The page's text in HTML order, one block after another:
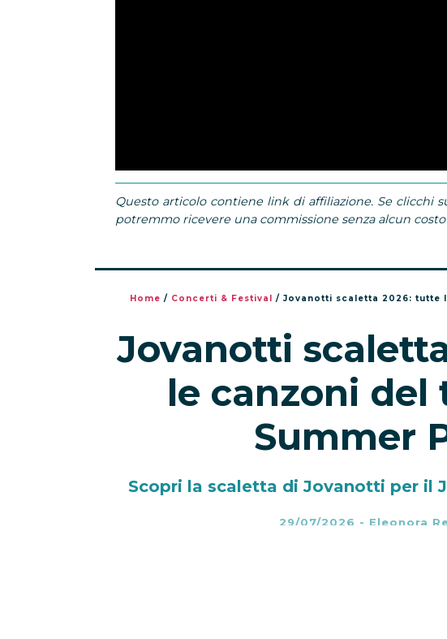
Questo articolo contiene link di affiliazione. Se clicchi
potremmo ricevere una commissione senza alcun
Home / Concerti & Festival / Jovanotti scaletta 2026: tutte
Jovanotti
le canzoni del
Summer
Scopri la scaletta di Jovanotti per il
29/07/2026 - Eleonora